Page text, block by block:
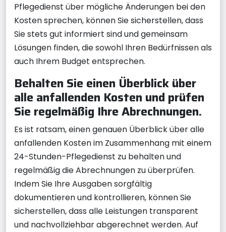
Pflegedienst über mögliche Änderungen bei den
Kosten sprechen, können Sie sicherstellen, dass
Sie stets gut informiert sind und gemeinsam
Lösungen finden, die sowohl Ihren Bedürfnissen als
auch Ihrem Budget entsprechen.
Behalten Sie einen Überblick über
alle anfallenden Kosten und prüfen
Sie regelmäßig Ihre Abrechnungen.
Es ist ratsam, einen genauen Überblick über alle
anfallenden Kosten im Zusammenhang mit einem
24-Stunden-Pflegedienst zu behalten und
regelmäßig die Abrechnungen zu überprüfen.
Indem Sie Ihre Ausgaben sorgfältig
dokumentieren und kontrollieren, können Sie
sicherstellen, dass alle Leistungen transparent
und nachvollziehbar abgerechnet werden. Auf